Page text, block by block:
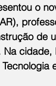
o
de
cidade,